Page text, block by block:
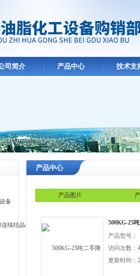
司简介 产品中心 技术支
备
续结晶机
产品中心
产品图片
500KG-25
产品型号：
访问次数：
更新时间：